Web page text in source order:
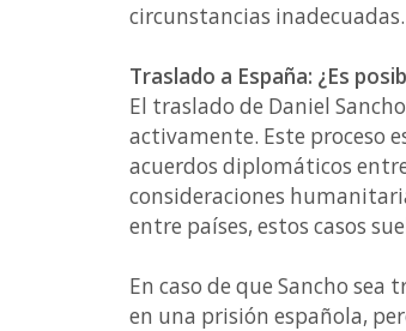
circunstancias inadecuadas.
Traslado a España: ¿Es
El traslado de Daniel
activamente. Este proceso
acuerdos diplomáticos
consideraciones
entre países, estos casos
En caso de que Sancho
en una prisión española,